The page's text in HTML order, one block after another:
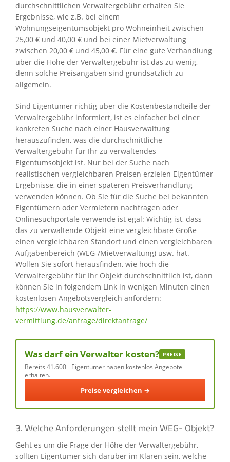
durchschnittlichen Verwaltergebühr erhalten Sie
Ergebnisse, wie z.B. bei einem
Wohnungseigentumsobjekt pro Wohneinheit zwischen
25,00 € und 40,00 € und bei einer Mietverwaltung
zwischen 20,00 € und 45,00 €. Für eine gute Verhandlung
über die Höhe der Verwaltergebühr ist das zu wenig,
denn solche Preisangaben sind grundsätzlich zu
allgemein.
Sind Eigentümer richtig über die Kostenbestandteile der
Verwaltergebühr informiert, ist es einfacher bei einer
konkreten Suche nach einer Hausverwaltung
herauszufinden, was die durchschnittliche
Verwaltergebühr für Ihr zu verwaltendes
Eigentumsobjekt ist. Nur bei der Suche nach
realistischen vergleichbaren Preisen erzielen Eigentümer
Ergebnisse, die in einer späteren Preisverhandlung
verwenden können. Ob Sie für die Suche bei bekannten
Eigentümern oder Vermietern nachfragen oder
Onlinesuchportale verwende ist egal: Wichtig ist, dass
das zu verwaltende Objekt eine vergleichbare Größe
einen vergleichbaren Standort und einen vergleichbaren
Aufgabenbereich (WEG-/Mietverwaltung) usw. hat.
Wollen Sie sofort herausfinden, wie hoch die
Verwaltergebühr für Ihr Objekt durchschnittlich ist, dann
können Sie in folgendem Link in wenigen Minuten einen
kostenlosen Angebotsvergleich anfordern:
https://www.hausverwalter-
vermittlung.de/anfrage/direktanfrage/
Was darf ein Verwalter kosten? PREISE
Bereits 41.600+ Eigentümer haben kostenlos Angebote
erhalten.
Preise vergleichen →
3. Welche Anforderungen stellt mein WEG- Objekt?
Geht es um die Frage der Höhe der Verwaltergebühr,
sollten Eigentümer sich darüber im Klaren sein, welche